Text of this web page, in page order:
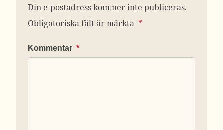
Din e-postadress kommer inte publiceras.
Obligatoriska fält är märkta *
Kommentar *